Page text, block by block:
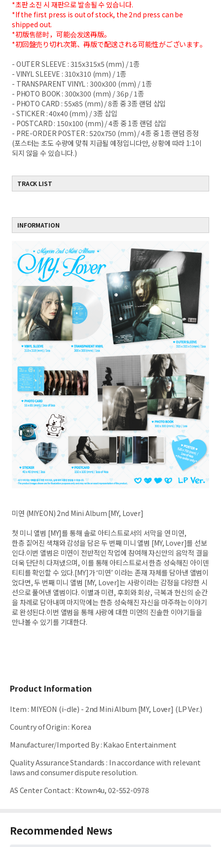
*초판 소진 시 재판으로 발송될 수 있습니다.
*If the first press is out of stock, the 2nd press can be
shipped out.
*初版售罄时，可能会发送再版。
*初回盤売り切れ次第、再版で配送される可能性がございます。
- OUTER SLEEVE : 315x315x5 (mm) / 1종
- VINYL SLEEVE : 310x310 (mm) / 1종
- TRANSPARENT VINYL : 300x300 (mm) / 1종
- PHOTO BOOK : 300x300 (mm) / 36p / 1종
- PHOTO CARD : 55x85 (mm) / 8종 중 3종 랜덤 삽입
- STICKER : 40x40 (mm) / 3종 삽입
- POSTCARD : 150x100 (mm) / 4종 중 1종 랜덤 삽입
- PRE-ORDER POSTER : 520x750 (mm) / 4종 중 1종 랜덤 증정
(포스터는 초도 수량에 맞춰 지급될 예정입니다만,상황에 따라 1:1이
되지 않을 수 있습니다.)
TRACK LIST
INFORMATION
미연 (MIYEON) 2nd Mini Album [MY, Lover]
첫 미니 앨범 [MY]를 통해 솔로 아티스트로서의 서막을 연 미연,
한층 짙어진 색채와 감성을 담은 두 번째 미니 앨범 [MY, Lover]를 선보
인다.이번 앨범은 미연이 전반적인 작업에 참여해 자신만의 음악적 결을
더욱 단단히 다져냈으며, 이를 통해 아티스트로서 한층 성숙해진 아이덴
티티를 확인할 수 있다.[MY]가 ‘미연’ 이라는 존재 자체를 담아낸 앨범이
었다면, 두 번째 미니 앨범 [MY, Lover]는 사랑이라는 감정을 다양한 시
선으로 풀어낸 앨범이다. 이별과 미련, 후회와 회상, 극복과 헌신의 순간
을 차례로 담아내며 마지막에는 한층 성숙해진 자신을 마주하는 이야기
로 완성된다.이번 앨범을 통해 사랑에 대한 미연의 진솔한 이야기들을
만나볼 수 있기를 기대한다.
Product Information
Item: MIYEON (i-dle) - 2nd Mini Album [MY, Lover] (LP Ver.)
Country of Origin: Korea
Manufacturer/Imported By:Kakao Entertainment
Quality Assurance Standards : In accordance with relevant
laws and consumer dispute resolution.
AS Center Contact: Ktown4u, 02-552-0978
Recommended News